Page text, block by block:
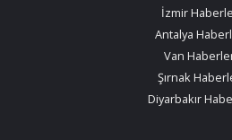
İzmir
Antalya
Van
Şırnak
Diyarbakır